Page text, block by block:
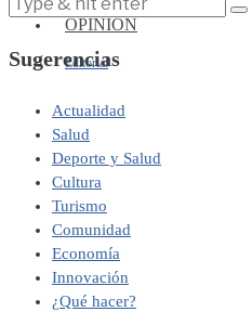
OPINIÓN
Editorial
Sugerencias
Actualidad
Salud
Deporte y Salud
Cultura
Turismo
Comunidad
Economía
Innovación
¿Qué hacer?